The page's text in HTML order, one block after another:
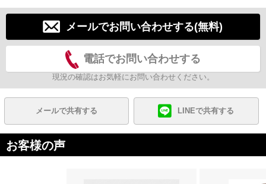
メールでお問い合わせする(無料)
電話でお問い合わせする
現況の確認はお気軽にお問い合わせください。
メールで共有する LINEで共有する
お客様の声